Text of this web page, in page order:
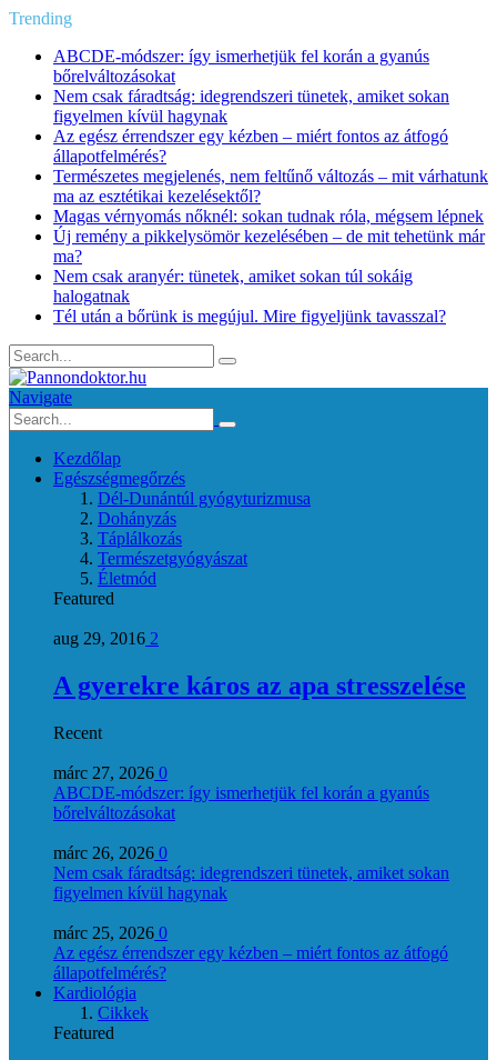
Trending
ABCDE‑módszer: így ismerhetjük fel korán a gyanús
bőrelváltozásokat
Nem csak fáradtság: idegrendszeri tünetek, amiket sokan
figyelmen kívül hagynak
Az egész érrendszer egy kézben – miért fontos az átfogó
állapotfelmérés?
Természetes megjelenés, nem feltűnő változás – mit várhatunk
ma az esztétikai kezelésektől?
Magas vérnyomás nőknél: sokan tudnak róla, mégsem lépnek
Új remény a pikkelysömör kezelésében – de mit tehetünk már
ma?
Nem csak aranyér: tünetek, amiket sokan túl sokáig
halogatnak
Tél után a bőrünk is megújul. Mire figyeljünk tavasszal?
Navigate
Kezdőlap
Egészségmegőrzés
Dél-Dunántúl gyógyturizmusa
Dohányzás
Táplálkozás
Természetgyógyászat
Életmód
Featured
aug 29, 2016 2
A gyerekre káros az apa stresszelése
Recent
márc 27, 2026 0
ABCDE‑módszer: így ismerhetjük fel korán a gyanús
bőrelváltozásokat
márc 26, 2026 0
Nem csak fáradtság: idegrendszeri tünetek, amiket sokan
figyelmen kívül hagynak
márc 25, 2026 0
Az egész érrendszer egy kézben – miért fontos az átfogó
állapotfelmérés?
Kardiológia
Cikkek
Featured